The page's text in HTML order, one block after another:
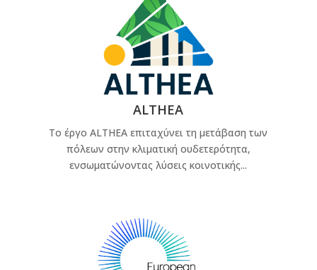
ALTHEA
Το έργο ALTHEA επιταχύνει τη μετάβαση των
πόλεων στην κλιματική ουδετερότητα,
ενσωματώνοντας λύσεις κοινοτικής...